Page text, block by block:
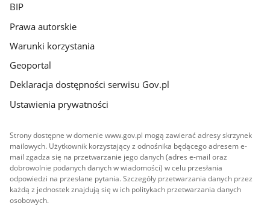
BIP
Prawa autorskie
Warunki korzystania
Geoportal
Deklaracja dostępności serwisu Gov.pl
Ustawienia prywatności
Strony dostępne w domenie www.gov.pl mogą zawierać adresy skrzynek
mailowych. Użytkownik korzystający z odnośnika będącego adresem e-
mail zgadza się na przetwarzanie jego danych (adres e-mail oraz
dobrowolnie podanych danych w wiadomości) w celu przesłania
odpowiedzi na przesłane pytania. Szczegóły przetwarzania danych przez
każdą z jednostek znajdują się w ich politykach przetwarzania danych
osobowych.